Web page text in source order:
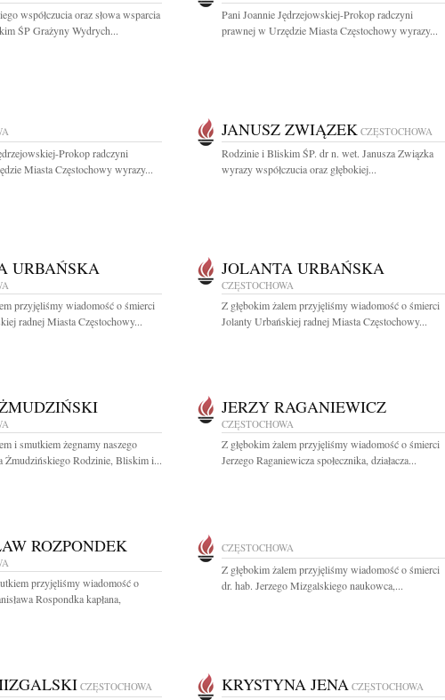
współczucia oraz słowa wsparcia
ŚP Grażyny Wydrych...
Pani Joannie Jędrzejowskiej-Prokop radczyni
prawnej w Urzędzie Miasta Częstochowy wyrazy...
Prokop radczyni
Miasta Częstochowy wyrazy...
JANUSZ ZWIĄZEK CZĘSTOCHOWA
Rodzinie i Bliskim ŚP. dr n. wet. Janusza Związka
wyrazy współczucia oraz głębokiej...
URBAŃSKA
przyjęliśmy wiadomość o śmierci
radnej Miasta Częstochowy...
JOLANTA URBAŃSKA
CZĘSTOCHOWA
Z głębokim żalem przyjęliśmy wiadomość o śmierci
Jolanty Urbańskiej radnej Miasta Częstochowy...
i smutkiem żegnamy naszego
Żmudzińskiego Rodzinie, Bliskim i...
JERZY RAGANIEWICZ
CZĘSTOCHOWA
Z głębokim żalem przyjęliśmy wiadomość o śmierci
Jerzego Raganiewicza społecznika, działacza...
ROZPONDEK
przyjęliśmy wiadomość o
Rospondka kapłana,
CZĘSTOCHOWA
Z głębokim żalem przyjęliśmy wiadomość o śmierci
dr. hab. Jerzego Mizgalskiego naukowca,...
CZĘSTOCHOWA KRYSTYNA JENA CZĘSTOCHOWA